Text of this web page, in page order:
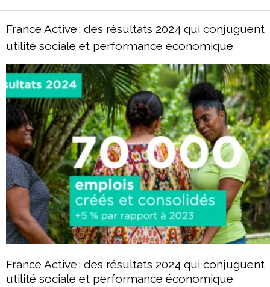
France Active : des résultats 2024 qui conjuguent
utilité sociale et performance économique
France Active : des résultats 2024 qui conjuguent
utilité sociale et performance économique